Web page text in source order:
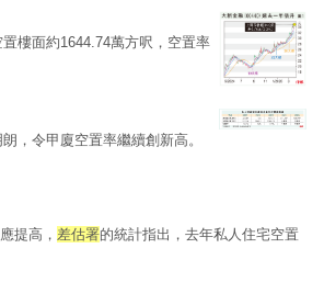
樓面約1644.74萬方呎，空置率
，令甲廈空置率繼續創新高。
提高， 差估署的統計指出，去年私人住宅空置